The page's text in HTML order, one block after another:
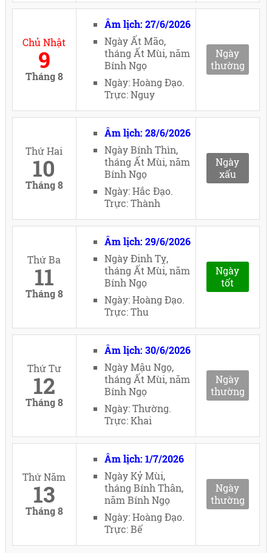
Chủ Nhật
9
Tháng 8
Âm lịch: 27/6/2026
Ngày Ất Mão,
tháng Ất Mùi, năm
Bính Ngọ
Ngày: Hoàng Đạo.
Trực: Nguy
Ngày
thường
Thứ Hai
10
Tháng 8
Âm lịch: 28/6/2026
Ngày Bính Thìn,
tháng Ất Mùi, năm
Bính Ngọ
Ngày: Hắc Đạo.
Trực: Thành
Ngày
xấu
Thứ Ba
11
Tháng 8
Âm lịch: 29/6/2026
Ngày Đinh Tỵ,
tháng Ất Mùi, năm
Bính Ngọ
Ngày: Hoàng Đạo.
Trực: Thu
Ngày
tốt
Thứ Tư
12
Tháng 8
Âm lịch: 30/6/2026
Ngày Mậu Ngọ,
tháng Ất Mùi, năm
Bính Ngọ
Ngày: Thường.
Trực: Khai
Ngày
thường
Thứ Năm
13
Tháng 8
Âm lịch: 1/7/2026
Ngày Kỷ Mùi,
tháng Bính Thân,
năm Bính Ngọ
Ngày: Hoàng Đạo.
Trực: Bế
Ngày
thường